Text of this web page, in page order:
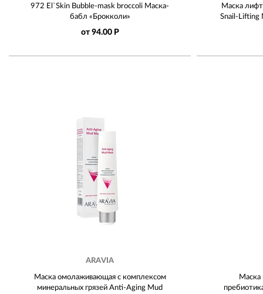
972 El`Skin Bubble-mask broccoli Маска-
бабл «Брокколи»
от 94.00 Р
Маска
Snail-Lifting
ARAVIA
Маска омолаживающая с комплексом
минеральных грязей Anti-Aging Mud
Маска